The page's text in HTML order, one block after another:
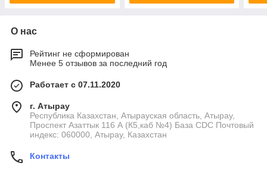
О нас
Рейтинг не сформирован
Менее 5 отзывов за последний год
Работает с 07.11.2020
г. Атырау
Республика Казахстан, Атырауская область, Атырау,
Проспект Азаттык 116 А (К5,каб №4) База CDC Почтовый
индекс: 060000, Атырау, Казахстан
Контакты